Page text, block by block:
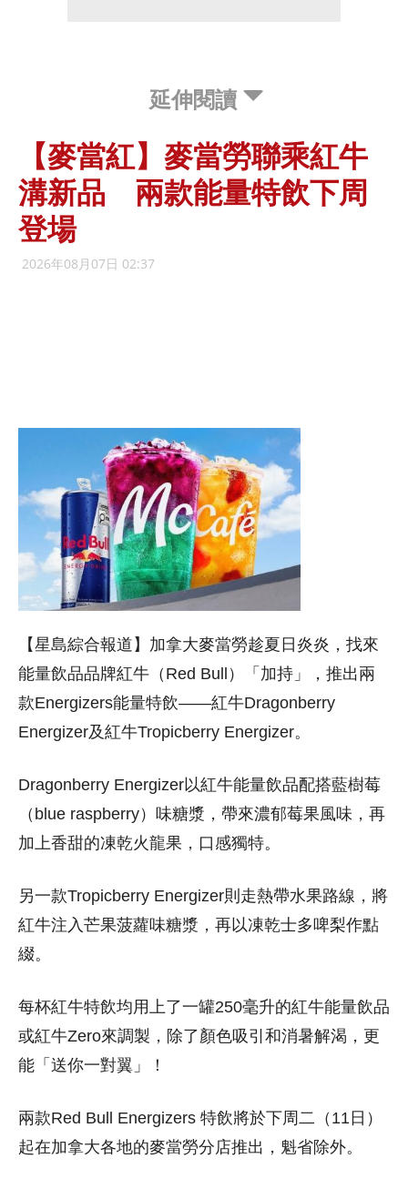
延伸閱讀
【麥當紅】麥當勞聯乘紅牛
溝新品 兩款能量特飲下周
登場
2026年08月07日 02:37
【星島綜合報道】加拿大麥當勞趁夏日炎炎，找來
能量飲品品牌紅牛（Red Bull）「加持」，推出兩
款Energizers能量特飲——紅牛Dragonberry
Energizer及紅牛Tropicberry Energizer。
Dragonberry Energizer以紅牛能量飲品配搭藍樹莓
（blue raspberry）味糖漿，帶來濃郁莓果風味，再
加上香甜的凍乾火龍果，口感獨特。
另一款Tropicberry Energizer則走熱帶水果路線，將
紅牛注入芒果菠蘿味糖漿，再以凍乾士多啤梨作點
綴。
每杯紅牛特飲均用上了一罐250毫升的紅牛能量飲品
或紅牛Zero來調製，除了顏色吸引和消暑解渴，更
能「送你一對翼」！
兩款Red Bull Energizers 特飲將於下周二（11日）
起在加拿大各地的麥當勞分店推出，魁省除外。